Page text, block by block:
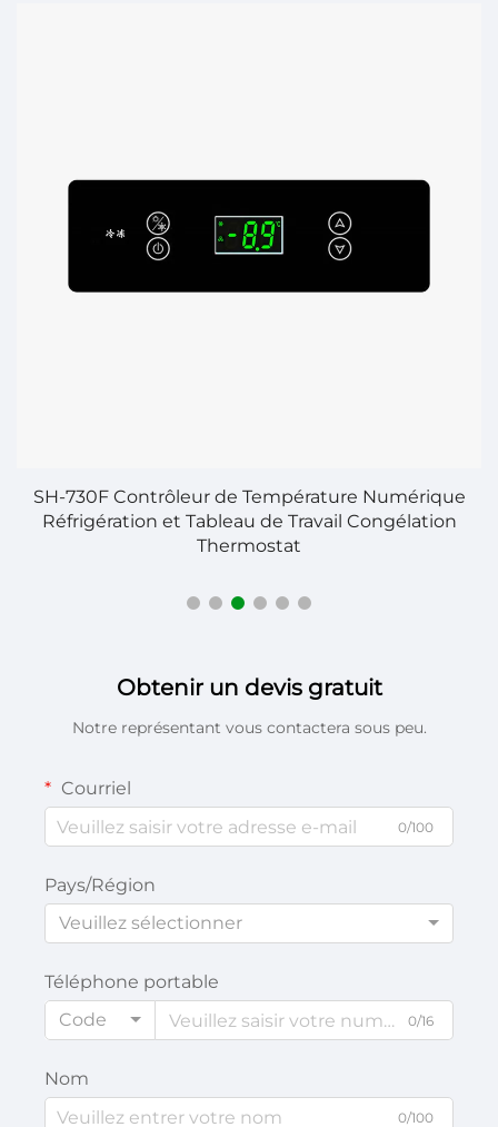
SH-730F Contrôleur de Température Numérique
Réfrigération et Tableau de Travail Congélation
Thermostat
Obtenir un devis gratuit
Notre représentant vous contactera sous peu.
Courriel
0/100
Pays/Région
Veuillez sélectionner
Téléphone portable
Code
0/16
Nom
0/100